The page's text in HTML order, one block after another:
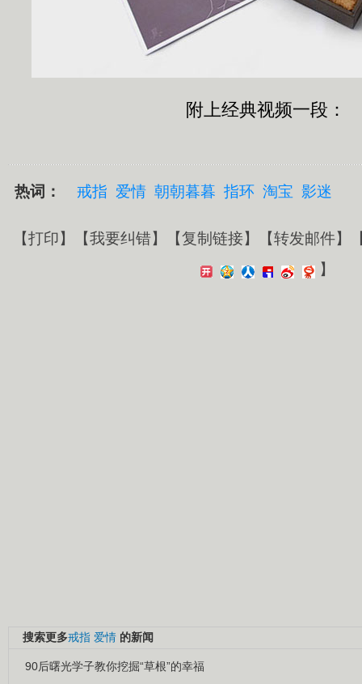
附上经典视频一段：
热词： 戒指 爱情 朝朝暮暮 指环 淘宝 影迷
【打印】【我要纠错】【复制链接】【转发邮件】
】
搜索更多戒指 爱情 的新闻
90后曙光学子教你挖掘“草根”的幸福